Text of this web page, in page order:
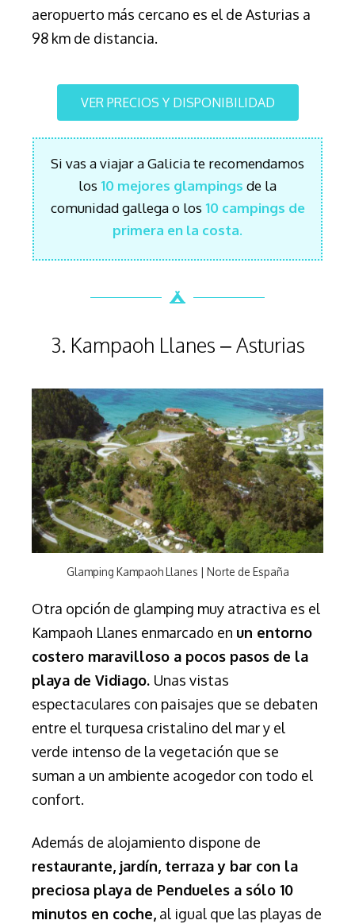
aeropuerto más cercano es el de Asturias a
98 km de distancia.
VER PRECIOS Y DISPONIBILIDAD
Si vas a viajar a Galicia te recomendamos
los 10 mejores glampings de la
comunidad gallega o los 10 campings de
primera en la costa.
3. Kampaoh Llanes – Asturias
Glamping Kampaoh Llanes | Norte de España
Otra opción de glamping muy atractiva es el
Kampaoh Llanes enmarcado en un entorno
costero maravilloso a pocos pasos de la
playa de Vidiago. Unas vistas
espectaculares con paisajes que se debaten
entre el turquesa cristalino del mar y el
verde intenso de la vegetación que se
suman a un ambiente acogedor con todo el
confort.
Además de alojamiento dispone de
restaurante, jardín, terraza y bar con la
preciosa playa de Pendueles a sólo 10
minutos en coche, al igual que las playas de